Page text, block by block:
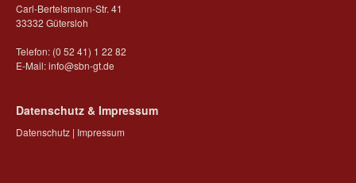
Carl-Bertelsmann-Str. 41
33332 Gütersloh
Telefon: (0 52 41) 1 22 82
E-Mail:info@sbn-gt.de
Datenschutz & Impressum
Datenschutz | Impressum